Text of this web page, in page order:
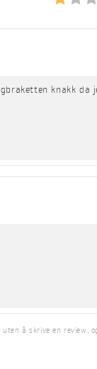
knakk
å skrive en